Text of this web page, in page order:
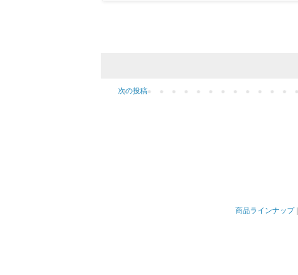
次の投稿
商品ラインナップ|